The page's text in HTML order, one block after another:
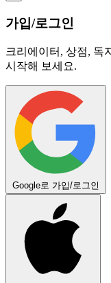
가입/로그인
크리에이터, 상점, 독
시작해 보세요.
Google로 가입/로그인